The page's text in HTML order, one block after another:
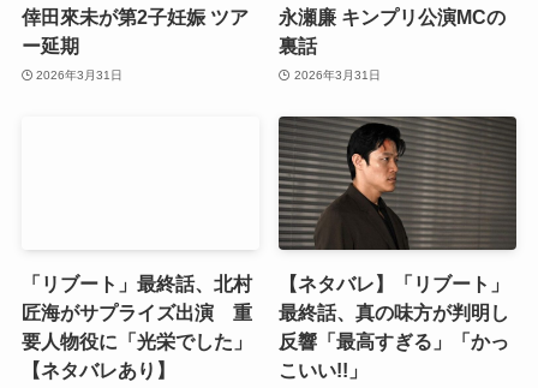
倖田來未が第2子妊娠 ツア
ー延期
2026年3月31日
永瀬廉 キンプリ公演MCの
裏話
2026年3月31日
「リブート」最終話、北村
匠海がサプライズ出演 重
要人物役に「光栄でした」
【ネタバレあり】
【ネタバレ】「リブート」
最終話、真の味方が判明し
反響「最高すぎる」「かっ
こいい!!」